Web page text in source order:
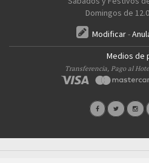
Domingos de
Modificar-
Medios de
Transferencia, Pago al